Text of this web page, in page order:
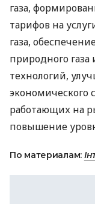
газа,
тарифов на
газа,
природного
технологий,
экономического
работающих на
повышение
По материалам: